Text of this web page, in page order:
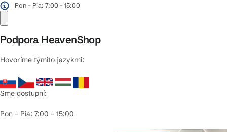
Pon - Pia: 7:00 - 15:00
Podpora HeavenShop
Hovoríme týmito jazykmi:
Sme dostupní:
Pon – Pia: 7:00 – 15:00